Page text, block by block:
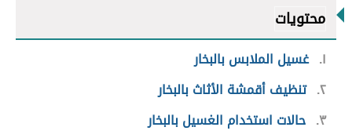
محتويات
١ غسيل الملابس بالبخار
٢ تنظيف أقمشة الأثاث بالبخار
٣ حالات استخدام الغسيل بالبخار